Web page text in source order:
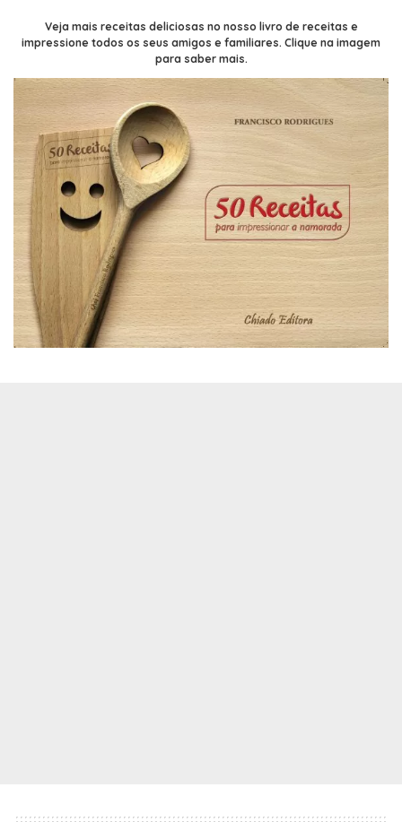
Veja mais receitas deliciosas no nosso livro de receitas e
impressione todos os seus amigos e familiares. Clique na imagem
para saber mais.